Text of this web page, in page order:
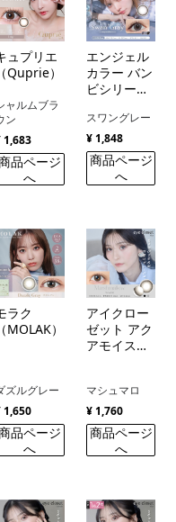
ュプリエ
Quprie）
ャルムブラ
ン
1,683
品ページ
へ
エンジェル
カラー バン
ビシリーズ
スワングレー
¥ 1,848
商品ページ
へ
ラク
MOLAK）
ズルグレー
1,650
品ページ
へ
アイクロー
ゼット アク
アモイスト
AQUA
MOIST
UV）
マシュマロ
¥ 1,760
商品ページ
へ